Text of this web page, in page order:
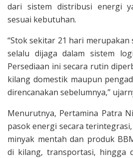
dari sistem distribusi energi
sesuai kebutuhan.
“Stok sekitar 21 hari
selalu dijaga dalam sistem
Persediaan ini secara rutin
kilang domestik maupun
direncanakan sebelumnya,”
Menurutnya, Pertamina Patra
pasok energi secara
minyak mentah dan produk
di kilang, transportasi, hingga